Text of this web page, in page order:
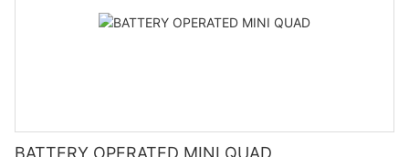
间长达 34 分钟，非常适合室内使用；而 DJI Mavic Air 2P 的续航
步骤让您的无人机准备好进行室内飞行：1. 充电：首先将电池充满
电。大多数迷你四轴飞行器都具有快速充电系统，因此大约需要 45
BATTERY OPERATED MINI QUAD